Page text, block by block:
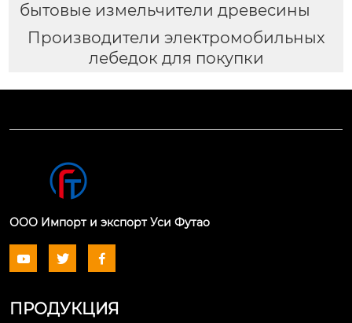
бытовые измельчители древесины
Производители электромобильных
лебедок для покупки
ООО Импорт и экспорт Уси Футао
  
ПРОДУКЦИЯ